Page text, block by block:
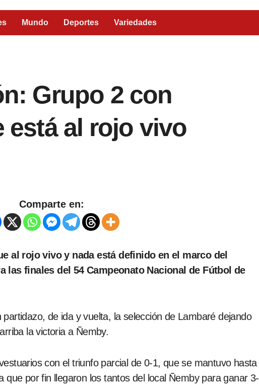
Mundo Deportes Variedades
Grupo 2 con
está al rojo vivo
Comparte en:
las finales del 54 Campeonato Nacional de Fútbol de
de ida y vuelta, la selección de Lambaré dejando
la victoria a Ñemby.
con el triunfo parcial de 0-1, que se mantuvo hasta
que por fin llegaron los tantos del local Ñemby para ganar 3-